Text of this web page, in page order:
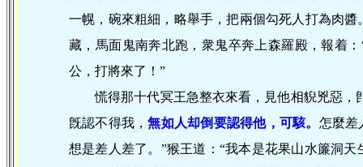
一幌，碗來粗細，略舉手，把兩個勾死人打為肉
藏，馬面鬼南奔北跑，衆鬼卒奔上森羅殿，報着
公，打將來了！”
慌得那十代冥王急整衣來看，見他相貎兇惡，
旣認不得我，無如人却倒要認得他，可駭。 怎麼差
想是差人差了。”猴王道：“我本是花果山水簾洞天